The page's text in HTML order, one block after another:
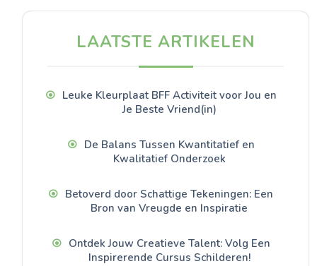
LAATSTE ARTIKELEN
Leuke Kleurplaat BFF Activiteit voor Jou en
Je Beste Vriend(in)
De Balans Tussen Kwantitatief en
Kwalitatief Onderzoek
Betoverd door Schattige Tekeningen: Een
Bron van Vreugde en Inspiratie
Ontdek Jouw Creatieve Talent: Volg Een
Inspirerende Cursus Schilderen!